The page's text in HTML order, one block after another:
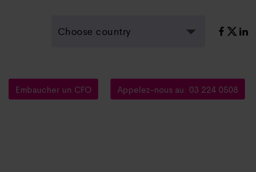
Choose country
Embaucher un CFO Appelez-nous au: 03 224 0508